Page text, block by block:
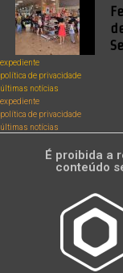
expediente
política de privacidade
últimas notícias
expediente
política de privacidade
últimas notícias
É proibida a
conteúdo